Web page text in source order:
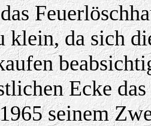
klein, da sich
Ecke
seinem